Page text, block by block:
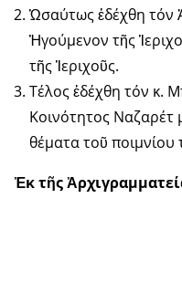
Ὡσαύτως ἐδέχθη τόν
Ἡγούμενον τῆς
τῆς Ἱεριχοῦς.
Τέλος ἐδέχθη τόν κ.
Κοινότητος Ναζαρέτ
θέματα τοῦ ποιμνίου
Ἐκ τῆς